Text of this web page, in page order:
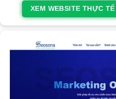
XEM WEBSITE THỰC TẾ